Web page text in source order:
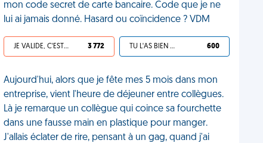
mon code secret de carte bancaire. Code que je ne
lui ai jamais donné. Hasard ou coïncidence ? VDM
JE VALIDE, C'EST UNE VDM 3 772 TU L'AS BIEN MÉRITÉ 600
Aujourd'hui, alors que je fête mes 5 mois dans mon
entreprise, vient l'heure de déjeuner entre collègues.
Là je remarque un collègue qui coince sa fourchette
dans une fausse main en plastique pour manger.
J'allais éclater de rire, pensant à un gag, quand j'ai